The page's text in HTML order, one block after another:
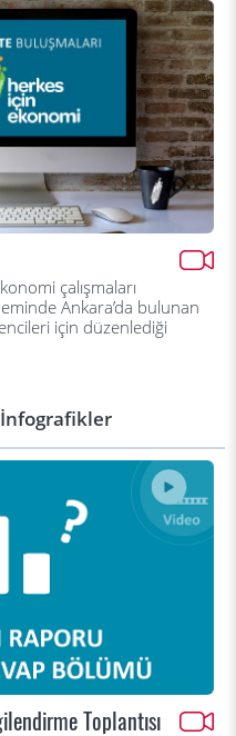
çalışmaları
Ankara’da bulunan
için düzenlediği
Toplantısı